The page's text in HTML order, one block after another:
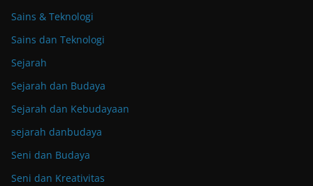
Sains & Teknologi
Sains dan Teknologi
Sejarah
Sejarah dan Budaya
Sejarah dan Kebudayaan
sejarah danbudaya
Seni dan Budaya
Seni dan Kreativitas